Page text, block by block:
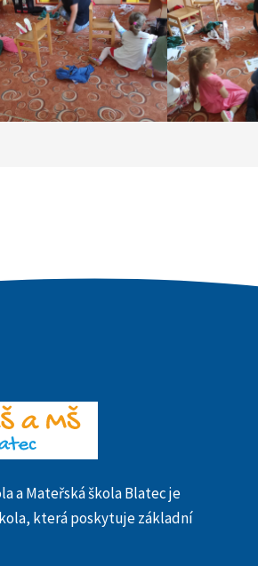
a Mateřská škola Blatec je
která poskytuje základní